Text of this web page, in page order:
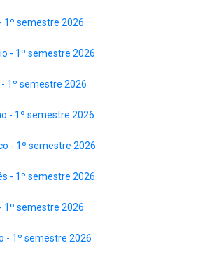
1º semestre 2026
- 1º semestre 2026
1º semestre 2026
- 1º semestre 2026
- 1º semestre 2026
- 1º semestre 2026
1º semestre 2026
- 1º semestre 2026